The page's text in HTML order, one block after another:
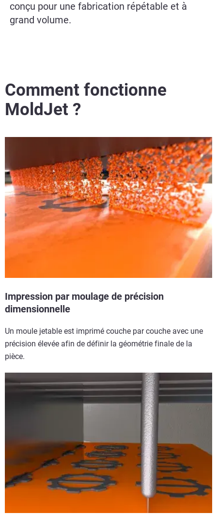
conçu pour une fabrication répétable et à
grand volume.
Comment fonctionne
MoldJet ?
Impression par moulage de précision
dimensionnelle
Un moule jetable est imprimé couche par couche avec une
précision élevée afin de définir la géométrie finale de la
pièce.